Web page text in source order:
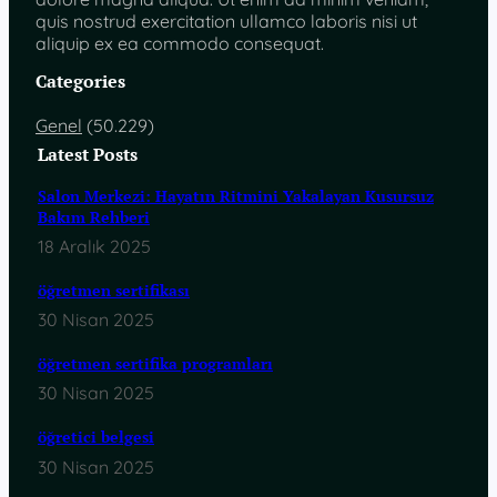
quis nostrud exercitation ullamco laboris nisi ut
aliquip ex ea commodo consequat.
Categories
Genel (50.229)
Latest Posts
Salon Merkezi: Hayatın Ritmini Yakalayan Kusursuz
Bakım Rehberi
18 Aralık 2025
öğretmen sertifikası
30 Nisan 2025
öğretmen sertifika programları
30 Nisan 2025
öğretici belgesi
30 Nisan 2025